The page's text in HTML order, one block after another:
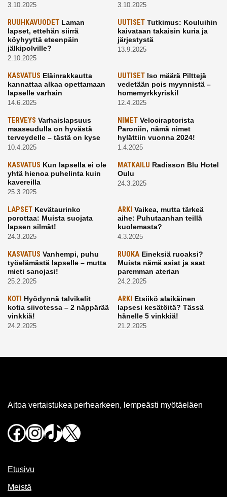
3.10.2025 3.10.2025
RUUHKAVUODET Laman
lapset, ettehän siirrä
köyhyyttä eteenpäin
jälkipolville?
2.10.2025
UUTISETTutkimus: Kouluihin
kaivataan takaisin kuria ja
järjestystä
13.9.2025
KASVATUS Eläinrakkautta
kannattaa alkaa opettamaan
lapselle varhain
14.6.2025
UUTISETIso määrä Pilttejä
vedetään pois myynnistä –
homemyrkkyriski!
12.4.2025
TERVEYS Varhaislapsuus
maaseudulla on hyvästä
terveydelle – tästä on kyse
10.4.2025
NIMETVelociraptorista
Paroniin, nämä nimet
hylättiin vuonna 2024!
1.4.2025
KASVATUS Kun lapsella ei ole
yhtä hienoa puhelinta kuin
kavereilla
25.3.2025
MATKAILU Radisson Blu Hotel
Oulu
24.3.2025
LAPSET Kevätaurinko
porottaa: Muista suojata
lapsen silmät!
24.3.2025
ARKI Vaikea, mutta tärkeä
aihe: Puhutaanhan teillä
kuolemasta?
4.3.2025
KASVATUS Vanhempi, puhu
työelämästä lapselle – mutta
mieti sanojasi!
25.2.2025
RUOKAEineksiä ruoaksi?
Muista nämä asiat ja saat
paremman aterian
24.2.2025
KOTI Hyödynnä talvikelit
kotia siivotessa – 2 näppärää
vinkkiä!
24.2.2025
ARKI Etsiikö alaikäinen
lapsesi kesätöitä? Tässä
hänelle 5 vinkkiä!
21.2.2025
Aitoa vertaistukea perhearkeen, lempeästi myötäeläen
Facebook
Instagram
TikTok
X
Etusivu
Meistä